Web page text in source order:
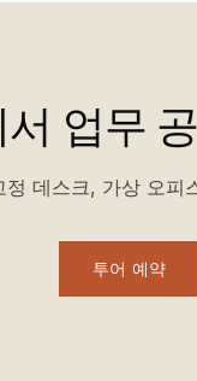
업무
정 데스크, 가상 오
투어 예약